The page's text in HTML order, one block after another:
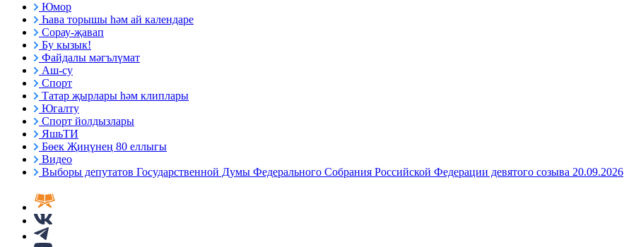
Юмор
Һава торышы һәм ай календаре
Сорау-җавап
Бу кызык!
Файдалы мәгълүмат
Аш-су
Спорт
Татар җырлары һәм клиплары
Югалту
Спорт йолдызлары
ЯшьТИ
Бөек Җиңүнең 80 еллыгы
Видео
Выборы депутатов Государственной Думы Федерального Собрания Российской Федерации девятого созыва 20.09.2026